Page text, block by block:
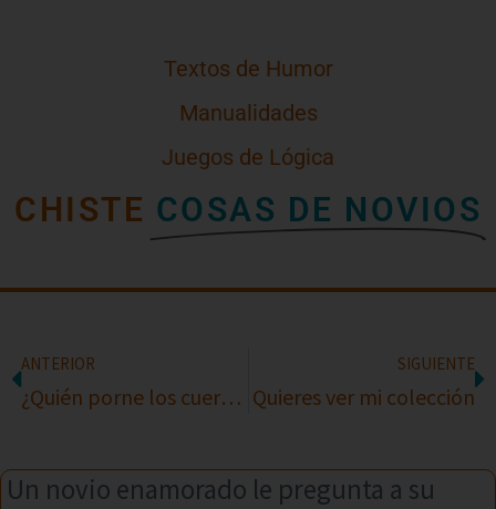
Textos de Humor
Manualidades
Juegos de Lógica
CHISTE COSAS DE NOVIOS
ANTERIOR
¿Quién porne los cuernos?
SIGUIENTE
Quieres ver mi colección
Un novio enamorado le pregunta a su